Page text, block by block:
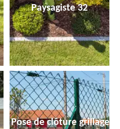
Paysagiste 32
Pose de clôture grillage